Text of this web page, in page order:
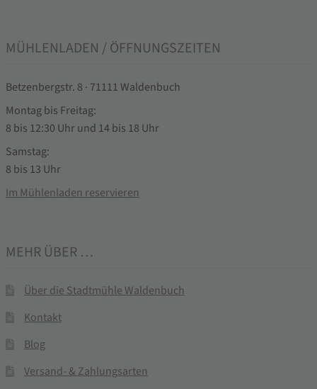
MÜHLENLADEN / ÖFFNUNGSZEITEN
Betzenbergstr. 8 · 71111 Waldenbuch
Montag bis Freitag:
8 bis 12:30 Uhr und 14 bis 18 Uhr
Samstag:
8 bis 13 Uhr
Im Mühlenladen reservieren
MEHR ÜBER …
Über die Stadtmühle Waldenbuch
Kontakt
Blog
Versand- & Zahlungsarten